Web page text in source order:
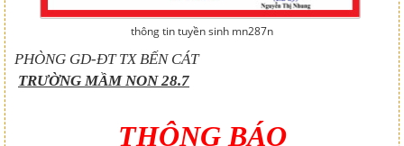
thông tin tuyền sinh mn287n
PHÒNG GD-ĐT TX BẾN CÁT
TRƯỜNG MẦM NON 28.7
THÔNG BÁO